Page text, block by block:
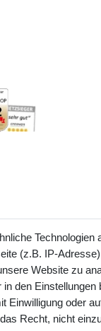
(z.B. IP-
Website zu
den Einstellungen
Einwilligung oder
Recht, nicht